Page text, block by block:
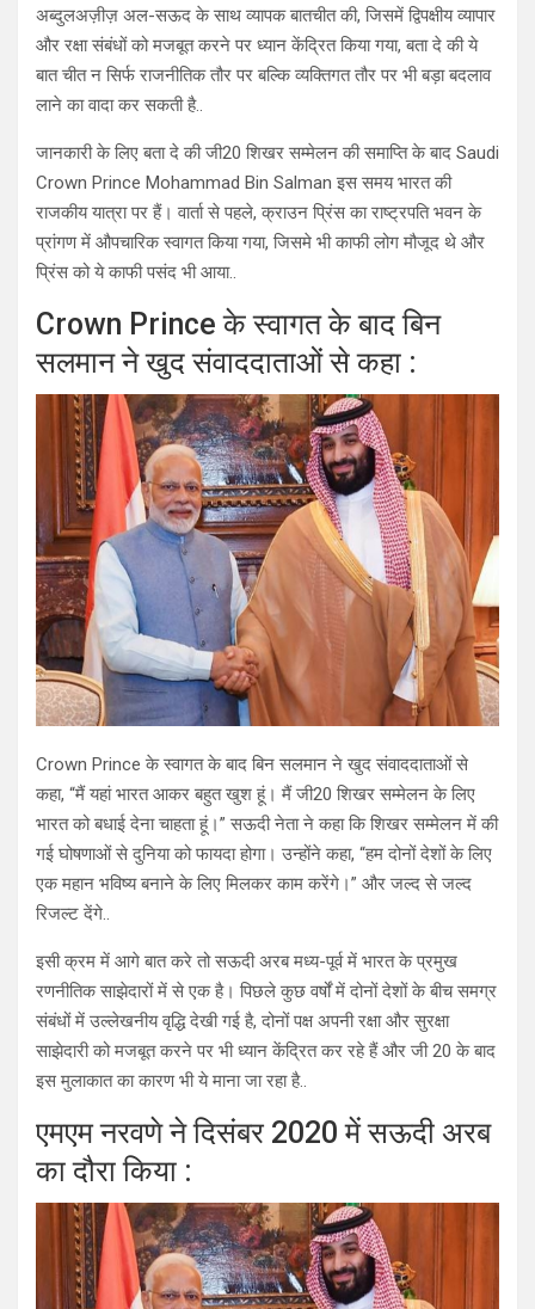
अब्दुलअज़ीज़ अल-सऊद के साथ व्यापक बातचीत की, जिसमें द्विपक्षीय व्यापार
और रक्षा संबंधों को मजबूत करने पर ध्यान केंद्रित किया गया, बता दे की ये
बात चीत न सिर्फ राजनीतिक तौर पर बल्कि व्यक्तिगत तौर पर भी बड़ा बदलाव
लाने का वादा कर सकती है..
जानकारी के लिए बता दे की जी20 शिखर सम्मेलन की समाप्ति के बाद Saudi
Crown Prince Mohammad Bin Salman इस समय भारत की
राजकीय यात्रा पर हैं। वार्ता से पहले, क्राउन प्रिंस का राष्ट्रपति भवन के
प्रांगण में औपचारिक स्वागत किया गया, जिसमे भी काफी लोग मौजूद थे और
प्रिंस को ये काफी पसंद भी आया..
Crown Prince के स्वागत के बाद बिन
सलमान ने खुद संवाददाताओं से कहा :
Crown Prince के स्वागत के बाद बिन सलमान ने खुद संवाददाताओं से
कहा, “मैं यहां भारत आकर बहुत खुश हूं। मैं जी20 शिखर सम्मेलन के लिए
भारत को बधाई देना चाहता हूं।” सऊदी नेता ने कहा कि शिखर सम्मेलन में की
गई घोषणाओं से दुनिया को फायदा होगा। उन्होंने कहा, “हम दोनों देशों के लिए
एक महान भविष्य बनाने के लिए मिलकर काम करेंगे।” और जल्द से जल्द
रिजल्ट देंगे..
इसी क्रम में आगे बात करे तो सऊदी अरब मध्य-पूर्व में भारत के प्रमुख
रणनीतिक साझेदारों में से एक है। पिछले कुछ वर्षों में दोनों देशों के बीच समग्र
संबंधों में उल्लेखनीय वृद्धि देखी गई है, दोनों पक्ष अपनी रक्षा और सुरक्षा
साझेदारी को मजबूत करने पर भी ध्यान केंद्रित कर रहे हैं और जी 20 के बाद
इस मुलाकात का कारण भी ये माना जा रहा है..
एमएम नरवणे ने दिसंबर 2020 में सऊदी अरब
का दौरा किया :